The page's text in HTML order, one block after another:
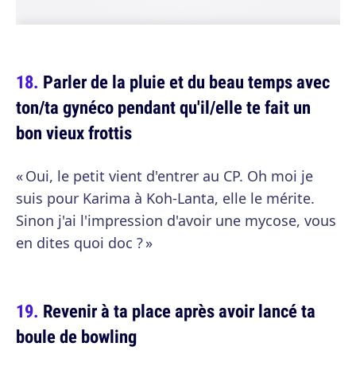
Parler de la pluie et du beau temps avec
ton/ta gynéco pendant qu'il/elle te fait un
bon vieux frottis
« Oui, le petit vient d'entrer au CP. Oh moi je
suis pour Karima à Koh-Lanta, elle le mérite.
Sinon j'ai l'impression d'avoir une mycose, vous
en dites quoi doc ? »
Revenir à ta place après avoir lancé ta
boule de bowling